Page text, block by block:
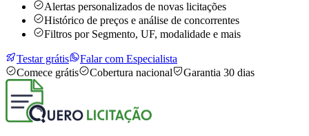
Alertas personalizados de novas licitações
Histórico de preços e análise de concorrentes
Filtros por Segmento, UF, modalidade e mais
Testar grátis
Falar com Especialista
Comece grátis
Cobertura nacional Garantia 30 dias